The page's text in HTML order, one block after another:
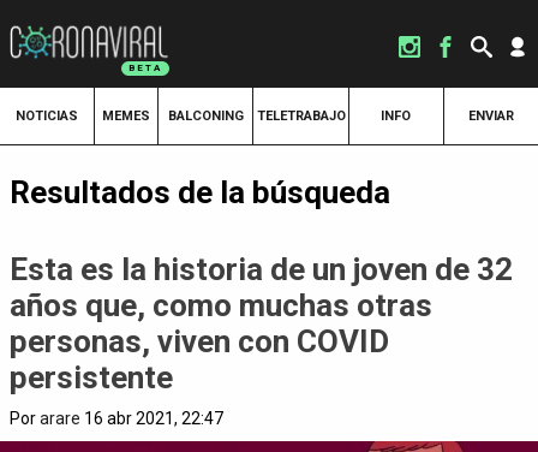
NOTICIAS MEMES BALCONING TELETRABAJO INFO ENVIAR
Resultados de la búsqueda
Esta es la historia de un joven de 32
años que, como muchas otras
personas, viven con COVID
persistente
Porarare 16 abr 2021, 22:47